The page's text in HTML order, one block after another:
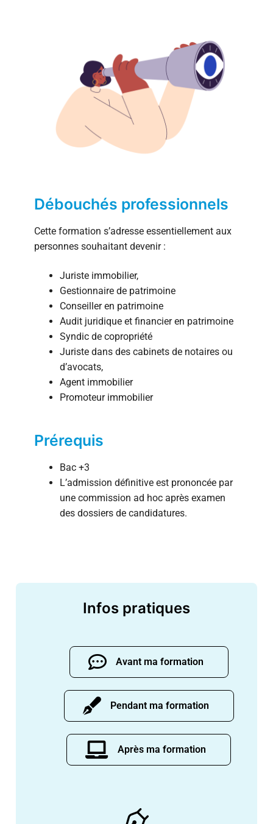
Débouchés professionnels
Cette formation s’adresse essentiellement aux
personnes souhaitant devenir :
Juriste immobilier,
Gestionnaire de patrimoine
Conseiller en patrimoine
Audit juridique et financier en patrimoine
Syndic de copropriété
Juriste dans des cabinets de notaires ou
d’avocats,
Agent immobilier
Promoteur immobilier
Prérequis
Bac +3
L’admission définitive est prononcée par
une commission ad hoc après examen
des dossiers de candidatures.
Infos pratiques
Avant ma formation
Pendant ma formation
Après ma formation